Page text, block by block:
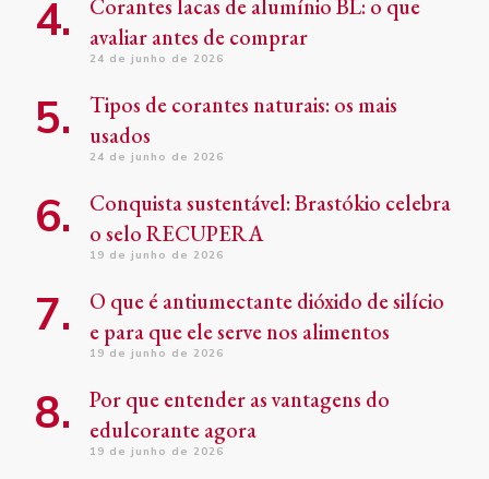
Corantes lacas de alumínio BL: o que
avaliar antes de comprar
24 de junho de 2026
Tipos de corantes naturais: os mais
usados
24 de junho de 2026
Conquista sustentável: Brastókio celebra
o selo RECUPERA
19 de junho de 2026
O que é antiumectante dióxido de silício
e para que ele serve nos alimentos
19 de junho de 2026
Por que entender as vantagens do
edulcorante agora
19 de junho de 2026